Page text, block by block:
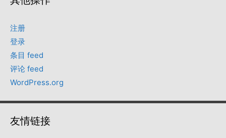
注册
登录
条目 feed
评论 feed
WordPress.org
友情链接